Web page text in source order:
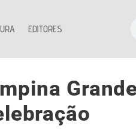
EDITORES